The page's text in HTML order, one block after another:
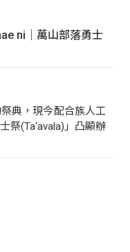
ni｜萬山部落勇士
典，現今配合族人工
祭(Ta‘avala)」凸顯辦